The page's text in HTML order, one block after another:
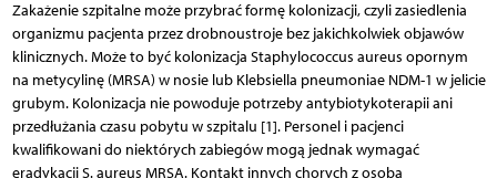
Zakażenie szpitalne może przybrać formę kolonizacji, czyli zasiedlenia
organizmu pacjenta przez drobnoustroje bez jakichkolwiek objawów
klinicznych. Może to być kolonizacja Staphylococcus aureus opornym
na metycylinę (MRSA) w nosie lub Klebsiella pneumoniae NDM-1 w jelicie
grubym. Kolonizacja nie powoduje potrzeby antybiotykoterapii ani
przedłużania czasu pobytu w szpitalu [1]. Personel i pacjenci
kwalifikowani do niektórych zabiegów mogą jednak wymagać
eradykacji S. aureus MRSA. Kontakt innych chorych z osobą